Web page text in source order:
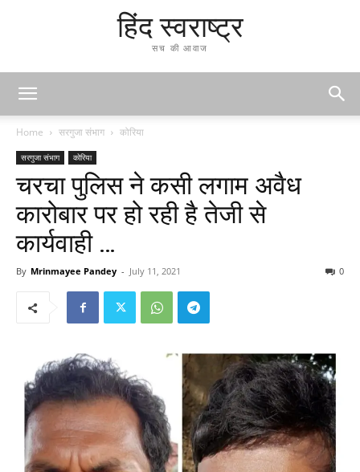
हिंद स्वराष्ट्र
सच की आवाज
Home सरगुजा संभाग कोरिया
सरगुजा संभाग कोरिया
चरचा पुलिस ने कसी लगाम अवैध
कारोबार पर हो रही है तेजी से
कार्यवाही …
By Mrinmayee Pandey - July 11, 2021 0